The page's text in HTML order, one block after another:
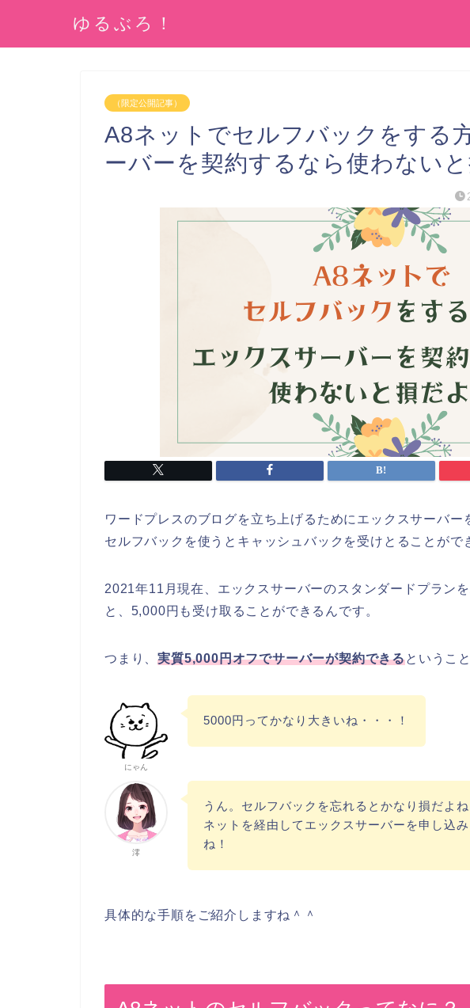
ゆるぶろ！
（限定公開記事）
A8ネットでセルフバックをする
ーバーを契約するなら使わないと
ワードプレスのブログを立ち上げるためにエックスサーバ
セルフバックを使うとキャッシュバックを受けとることがで
2021年11月現在、エックスサーバーのスタンダードプラン
と、5,000円も受け取ることができるんです。
つまり、実質5,000円オフでサーバーが契約できるというこ
にゃん
5000円ってかなり大きいね・・・！
澪
うん。セルフバックを忘れるとかなり損だよ
ネットを経由してエックスサーバーを申し込
ね！
具体的な手順をご紹介しますね＾＾